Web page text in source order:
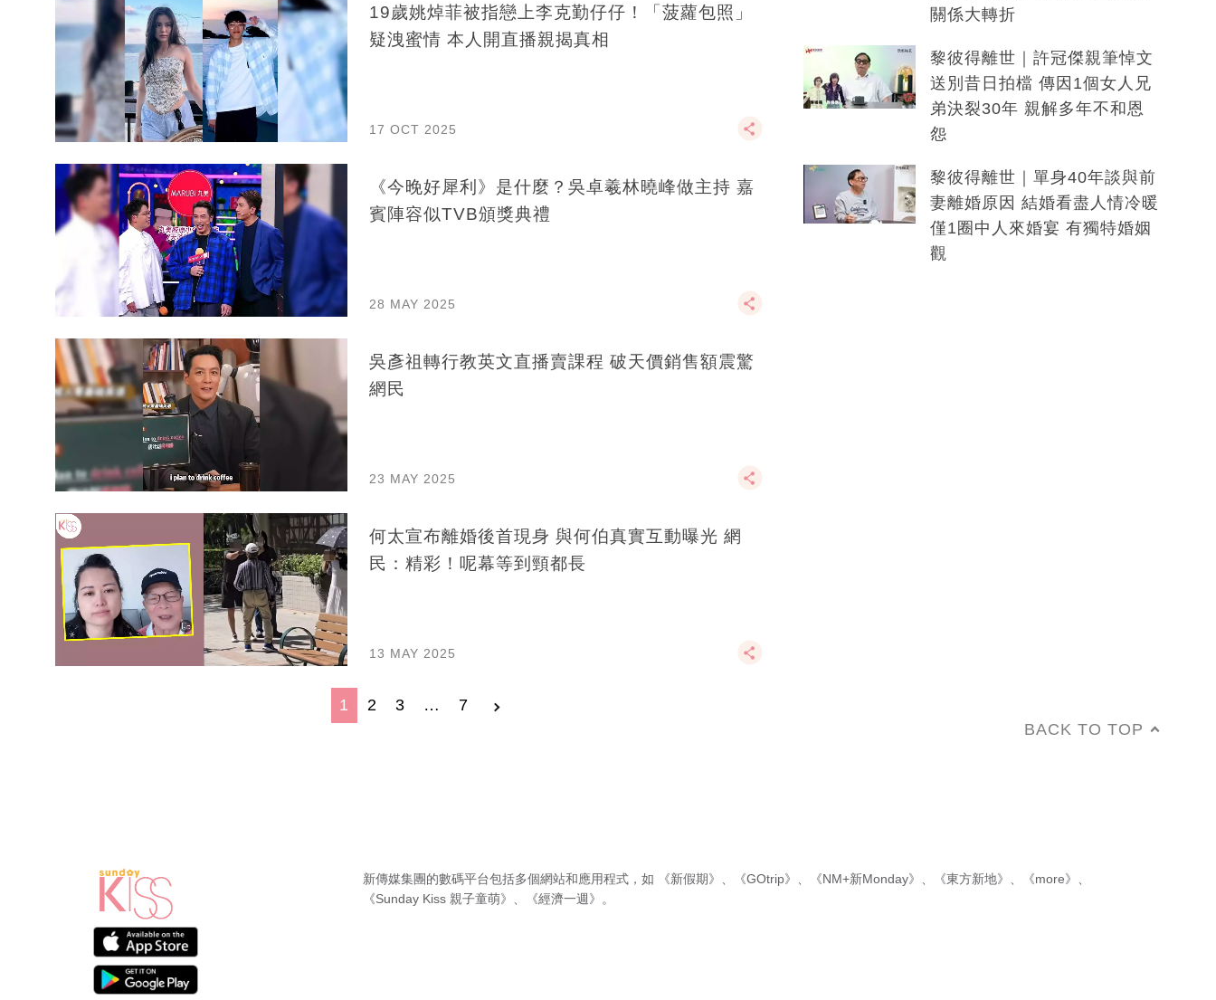
19歲姚焯菲被指戀上李克勤仔仔！「菠蘿包照」
疑洩蜜情 本人開直播親揭真相
17 OCT 2025
《今晚好犀利》是什麼？吳卓羲林曉峰做主持 嘉
賓陣容似TVB頒獎典禮
28 MAY 2025
吳彥祖轉行教英文直播賣課程 破天價銷售額震驚
網民
23 MAY 2025
何太宣布離婚後首現身 與何伯真實互動曝光 網
民：精彩！呢幕等到頸都長
13 MAY 2025
1 2 3 … 7
關係大轉折
黎彼得離世｜許冠傑親筆悼文
送別昔日拍檔 傳因1個女人兄
弟決裂30年 親解多年不和恩
怨
黎彼得離世｜單身40年談與前
妻離婚原因 結婚看盡人情冷暖
僅1圈中人來婚宴 有獨特婚姻
觀
BACK TO TOP
新傳媒集團的數碼平台包括多個網站和應用程式，如 《新假期》 《GOtrip》 《NM+新Monday》 《東方新地》 《more》
《Sunday Kiss 親子童萌》
《經濟一週》 。